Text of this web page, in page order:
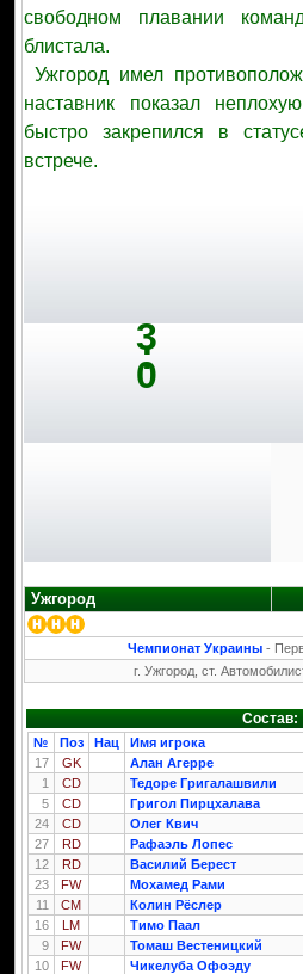
свободном плавании
блистала.
Ужгород имел
наставник показал
быстро закрепился в
встрече.
3
:
0
Ужгород
Чемпионат Украины-
г. Ужгород, ст.
Состав:
№ Поз Нац Имя игрока
17
GK Алан Агерре
1
CD Тедоре Григалашвили
5
CD Григол Пирцхалава
24
CD Олег Квич
27
RD Рафаэль Лопес
12
RD Василий Берест
23
FW Мохамед Рами
11
CM Колин Рёслер
16
LM Тимо Паал
9
FW Томаш Вестеницкий
10
FW Чикелуба Офоэду